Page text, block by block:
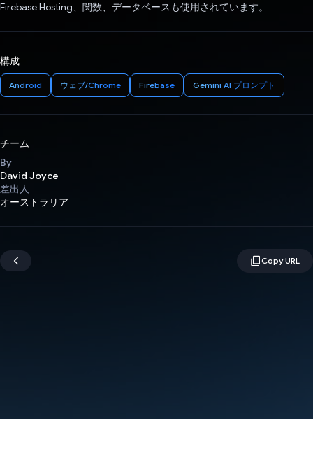
Firebase Hosting、関数、データベースも使用されています。
構成
Android ウェブ/Chrome Firebase Gemini AI プロンプト
チーム
By
David Joyce
差出人
オーストラリア